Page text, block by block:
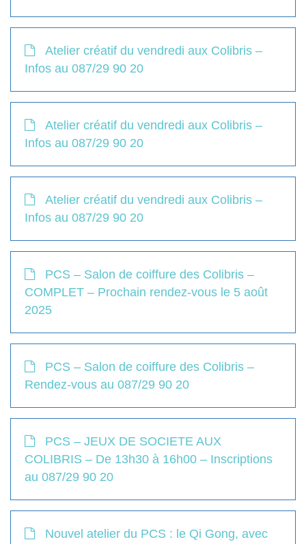
Atelier créatif du vendredi aux Colibris –
Infos au 087/29 90 20
Atelier créatif du vendredi aux Colibris –
Infos au 087/29 90 20
Atelier créatif du vendredi aux Colibris –
Infos au 087/29 90 20
PCS – Salon de coiffure des Colibris –
COMPLET – Prochain rendez-vous le 5 août
2025
PCS – Salon de coiffure des Colibris –
Rendez-vous au 087/29 90 20
PCS – JEUX DE SOCIETE AUX
COLIBRIS – De 13h30 à 16h00 – Inscriptions
au 087/29 90 20
Nouvel atelier du PCS : le Qi Gong, avec